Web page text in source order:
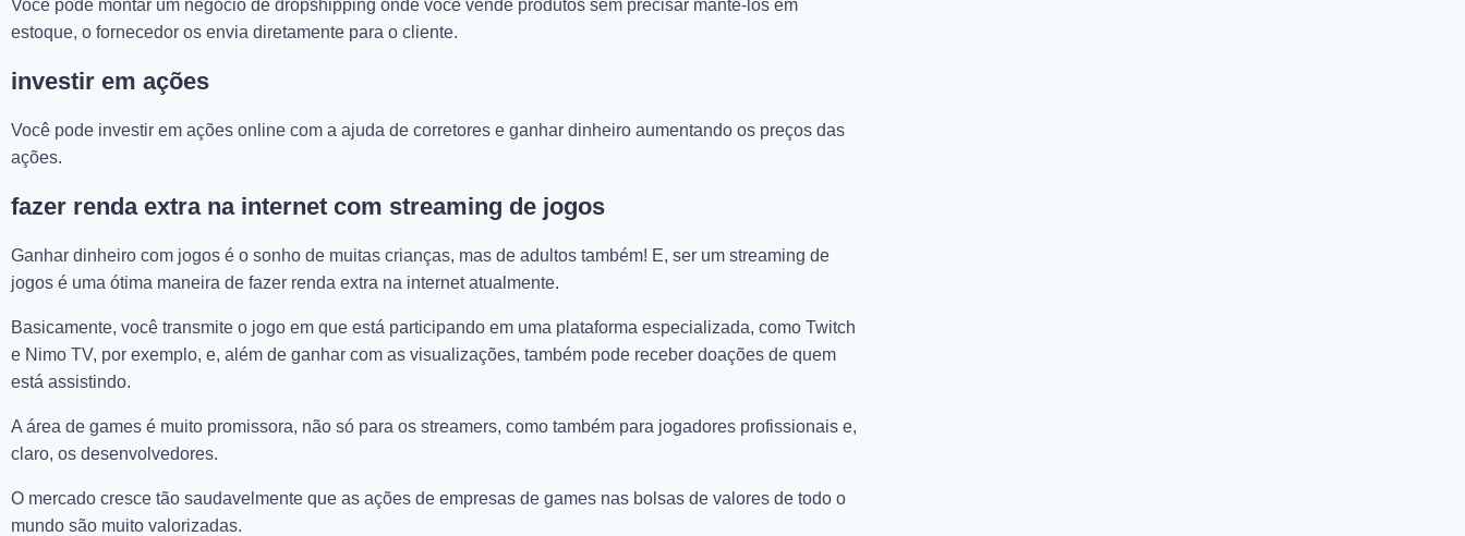
Você pode montar um negócio de dropshipping onde você vende produtos sem precisar mantê-los em
estoque, o fornecedor os envia diretamente para o cliente.
investir em ações
Você pode investir em ações online com a ajuda de corretores e ganhar dinheiro aumentando os preços das
ações.
fazer renda extra na internet com streaming de jogos
Ganhar dinheiro com jogos é o sonho de muitas crianças, mas de adultos também! E, ser um streaming de
jogos é uma ótima maneira de fazer renda extra na internet atualmente.
Basicamente, você transmite o jogo em que está participando em uma plataforma especializada, como Twitch
e Nimo TV, por exemplo, e, além de ganhar com as visualizações, também pode receber doações de quem
está assistindo.
A área de games é muito promissora, não só para os streamers, como também para jogadores profissionais e,
claro, os desenvolvedores.
O mercado cresce tão saudavelmente que as ações de empresas de games nas bolsas de valores de todo o
mundo são muito valorizadas.